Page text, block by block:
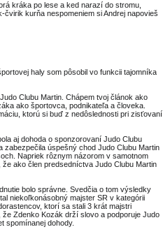
kráka po lese a ked narazí do stromu,
kurňa nespomeniem si Andrej napovieš
haly som pôsobil vo funkcii tajomníka
Clubu Martin. Chápem tvoj článok ako
ako športovca, podnikateľa a človeka.
ktorú si buď z nedôslednosti pri zisťovaní
aj dohoda o sponzorovaní Judo Clubu
zabezpečila úspešný chod Judo Clubu Martin
Napriek rôznym názorom v samotnom
ako člen predsedníctva Judo Clubu Martin
bolo správne. Svedčia o tom výsledky
niekoľkonásobný majster SR v kategórii
ktorí sa stali 3 krát majstri
Zdenko Kozák drží slovo a podporuje Judo
spomínanej dohody.